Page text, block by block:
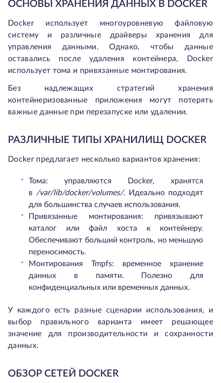
ОСНОВЫ ХРАНЕНИЯ ДАННЫХ В DOCKER
Docker использует многоуровневую файловую
систему и различные драйверы хранения для
управления данными. Однако, чтобы данные
оставались после удаления контейнера, Docker
использует тома и привязанные монтирования.
Без надлежащих стратегий хранения
контейнеризованные приложения могут потерять
важные данные при перезапуске или удалении.
РАЗЛИЧНЫЕ ТИПЫ ХРАНИЛИЩ DOCKER
Docker предлагает несколько вариантов хранения:
Тома: управляются Docker, хранятся
в /var/lib/docker/volumes/. Идеально подходят
для большинства случаев использования.
Привязанные монтирования: привязывают
каталог или файл хоста к контейнеру.
Обеспечивают больший контроль, но меньшую
переносимость.
Монтирования Tmpfs: временное хранение
данных в памяти. Полезно для
конфиденциальных или временных данных.
У каждого есть разные сценарии использования, и
выбор правильного варианта имеет решающее
значение для производительности и сохранности
данных.
ОБЗОР СЕТЕЙ DOCKER